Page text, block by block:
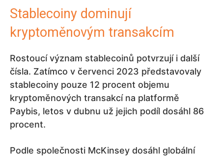
Stablecoiny dominují
kryptoměnovým transakcím
Rostoucí význam stablecoinů potvrzují i další
čísla. Zatímco v červenci 2023 představovaly
stablecoiny pouze 12 procent objemu
kryptoměnových transakcí na platformě
Paybis, letos v dubnu už jejich podíl dosáhl 86
procent.
Podle společnosti McKinsey dosáhl globální